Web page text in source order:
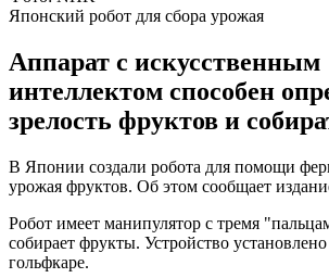
Японский робот для сбора урожая
Аппарат с искусственным
интеллектом способен
зрелость фруктов и
В Японии создали робота для помощи
урожая фруктов. Об этом сообщает
Робот имеет манипулятор с тремя
собирает фрукты. Устройство
гольфкаре.